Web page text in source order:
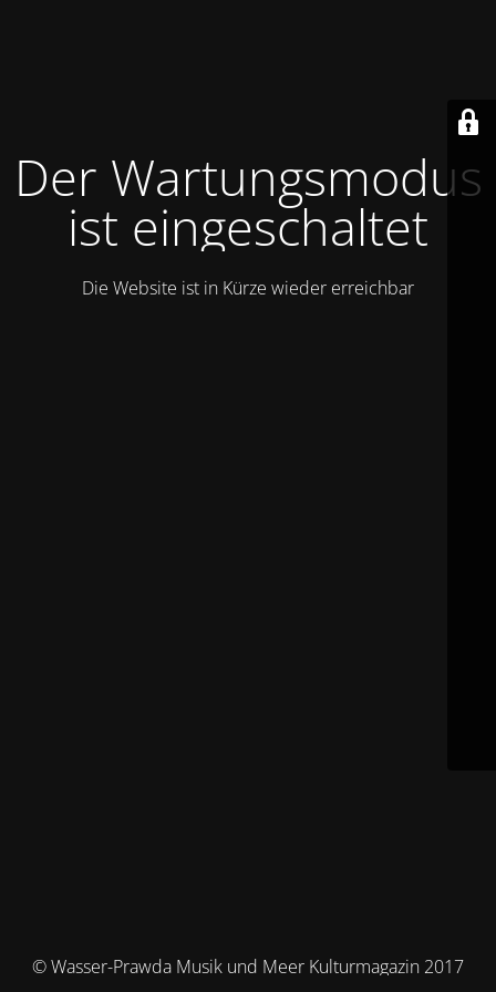
Der Wartungsmodus
ist eingeschaltet
Die Website ist in Kürze wieder erreichbar
© Wasser-Prawda Musik und Meer Kulturmagazin 2017